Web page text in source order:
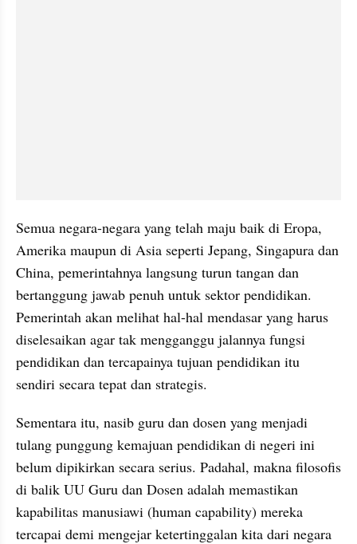
Semua negara-negara yang telah maju baik di Eropa,
Amerika maupun di Asia seperti Jepang, Singapura dan
China, pemerintahnya langsung turun tangan dan
bertanggung jawab penuh untuk sektor pendidikan.
Pemerintah akan melihat hal-hal mendasar yang harus
diselesaikan agar tak mengganggu jalannya fungsi
pendidikan dan tercapainya tujuan pendidikan itu
sendiri secara tepat dan strategis.
Sementara itu, nasib guru dan dosen yang menjadi
tulang punggung kemajuan pendidikan di negeri ini
belum dipikirkan secara serius. Padahal, makna filosofis
di balik UU Guru dan Dosen adalah memastikan
kapabilitas manusiawi (human capability) mereka
tercapai demi mengejar ketertinggalan kita dari negara